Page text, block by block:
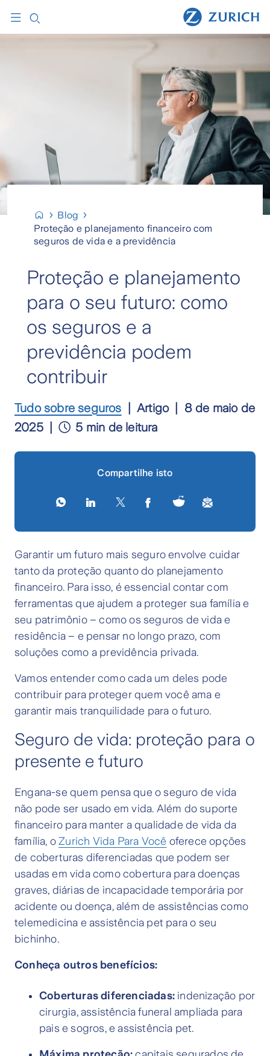
Blog
Proteção e planejamento financeiro com
seguros de vida e a previdência
Proteção e planejamento
para o seu futuro: como
os seguros e a
previdência podem
contribuir
Tudo sobre seguros Artigo
8 de maio de
2025
5 min de leitura
Compartilhe isto
Garantir um futuro mais seguro envolve cuidar
tanto da proteção quanto do planejamento
financeiro. Para isso, é essencial contar com
ferramentas que ajudem a proteger sua família e
seu patrimônio – como os seguros de vida e
residência – e pensar no longo prazo, com
soluções como a previdência privada.
Vamos entender como cada um deles pode
contribuir para proteger quem você ama e
garantir mais tranquilidade para o futuro.
Seguro de vida: proteção para o
presente e futuro
Engana-se quem pensa que o seguro de vida
não pode ser usado em vida. Além do suporte
financeiro para manter a qualidade de vida da
família, oZurich Vida Para Você oferece opções
de coberturas diferenciadas que podem ser
usadas em vida como cobertura para doenças
graves, diárias de incapacidade temporária por
acidente ou doença, além de assistências como
telemedicina e assistência pet para o seu
bichinho.
Conheça outros benefícios:
Coberturas diferenciadas: indenização por
cirurgia, assistência funeral ampliada para
pais e sogros, e assistência pet.